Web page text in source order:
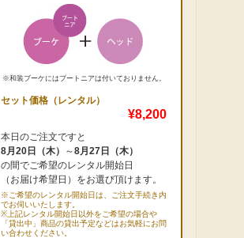
※和装ブーケにはブートニアは付いておりません。
セット価格（レンタル）
¥8,200
本日のご注文ですと
8月20日（木）
～8月27日（木）
の間でご希望のレンタル開始日
（お届け希望日）をお選び頂けます。
※ご希望のレンタル開始日は、ご注文手続き内
でお伺いいたします。
※上記レンタル開始日以外をご希望の場合や
「貸出中」商品の貸出予定などはお気軽にお問
い合わせください。